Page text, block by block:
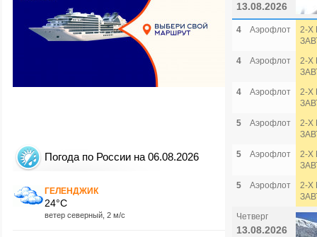
Погода по России на 06.08.2026
ГЕЛЕНДЖИК
24°C
ветер северный, 2 м/с
13.08.2026
4 Аэрофлот
2-Х
4
Аэрофлот
2-Х
4
Аэрофлот
2-Х
5
Аэрофлот
2-Х
5
Аэрофлот
2-Х
5
Аэрофлот
2-Х
Четверг
13.08.2026